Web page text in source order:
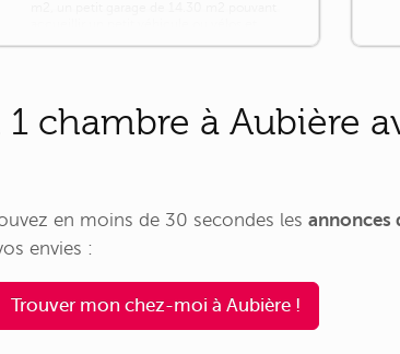
chambre à Aubière
en moins de 30 secondes les annonces
envies :
Trouver mon chez-moi à Aubière !